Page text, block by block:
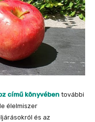
című könyvében további
élelmiszer
és az